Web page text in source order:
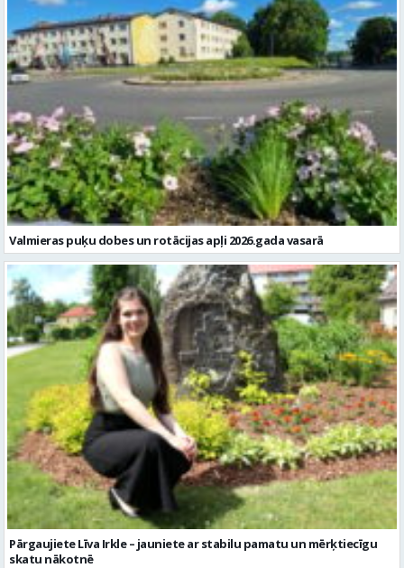
Valmieras puķu dobes un rotācijas apļi 2026.gada vasarā
Pārgaujiete Līva Irkle – jauniete ar stabilu pamatu un mērķtiecīgu
skatu nākotnē